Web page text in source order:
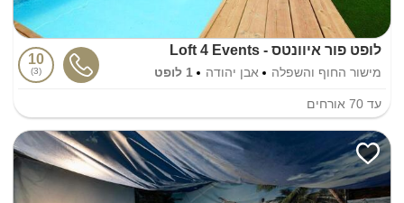
לופט פור איוונטס - Loft 4 Events
מישור החוף והשפלה אבן יהודה 1 לופט
10
3
עד 70 אורחים